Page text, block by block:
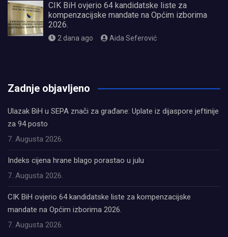
CIK BiH ovjerio 64 kandidatske liste za
kompenzacijske mandate na Općim izborima
2026.
2 dana ago Aida Seferović
Zadnje objavljeno
Ulazak BiH u SEPA znači za građane: Uplate iz dijaspore jeftinije
za 94 posto
7. Augusta 2026.
Indeks cijena hrane blago porastao u julu
7. Augusta 2026.
CIK BiH ovjerio 64 kandidatske liste za kompenzacijske
mandate na Općim izborima 2026.
7. Augusta 2026.